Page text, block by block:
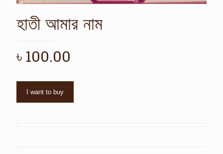
হাতী আমার নাম
৳ 100.00
I want to buy